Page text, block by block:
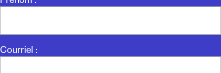
Courriel :